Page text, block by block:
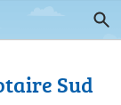
Sud